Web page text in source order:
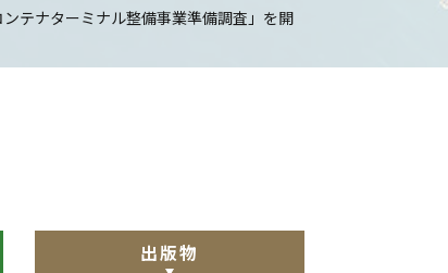
テナターミナル整備事業準備調査」を開
出版物